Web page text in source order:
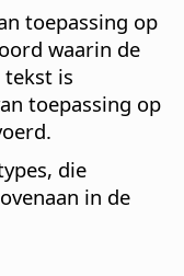
toepassing op
waarin de
tekst is
toepassing op
die
in de